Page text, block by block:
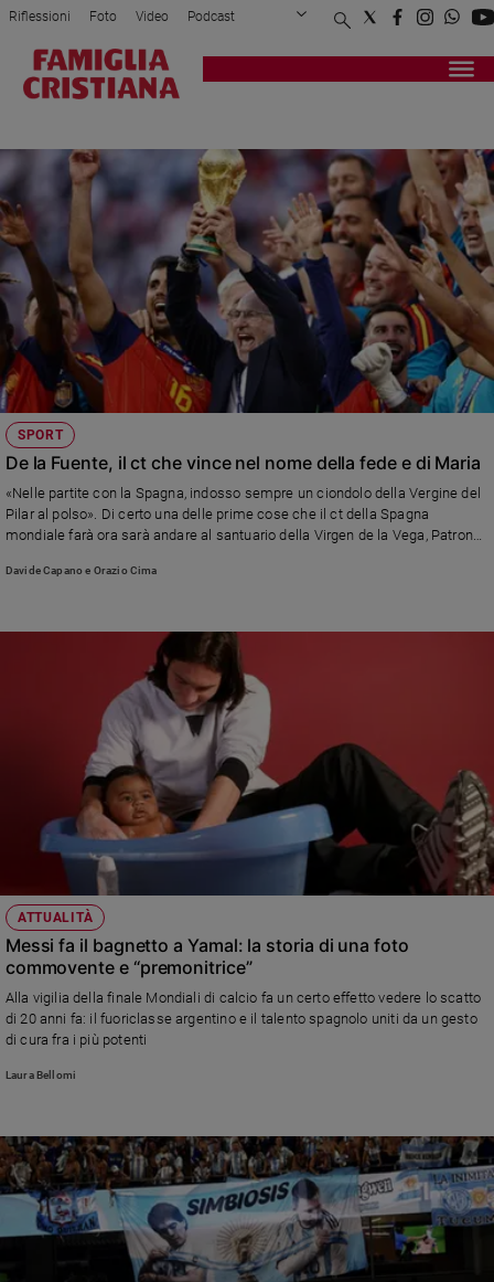
Attualità
Economia
Legalità
giustizia
Sport
Interviste
Papa
Papa
Chiesa
Chiesa
Santo
Società
e
valori
Ambiente
e
Creato
Volontariato
Aziende
di
valore
Caso
della
Riflessioni Foto Video Podcast
Privacy Policy Chi siamo
Registrati Redazione
SPORT
De la Fuente, il ct che vince nel nome della fede e di Maria
«Nelle partite con la Spagna, indosso sempre un ciondolo della Vergine del
Pilar al polso». Di certo una delle prime cose che il ct della Spagna
mondiale farà ora sarà andare al santuario della Virgen de la Vega, Patrona
Davide Capano e Orazio Cima
ATTUALITÀ
Messi fa il bagnetto a Yamal: la storia di una foto
commovente e “premonitrice”
Alla vigilia della finale Mondiali di calcio fa un certo effetto vedere lo scatto
di 20 anni fa: il fuoriclasse argentino e il talento spagnolo uniti da un gesto
di cura fra i più potenti
Laura Bellomi